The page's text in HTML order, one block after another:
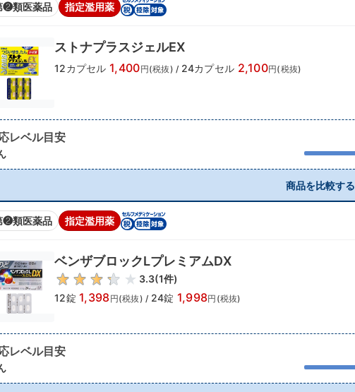
❷類医薬品 指定濫用薬
ストナプラスジェルEX
12カプセル 1,400円(税抜) / 24カプセル 2,100円(税抜)
レベル目安
商品を比較する
❷類医薬品 指定濫用薬
ベンザブロックLプレミアムDX
3.3(1件)
12錠 1,398円(税抜) / 24錠 1,998円(税抜)
レベル目安